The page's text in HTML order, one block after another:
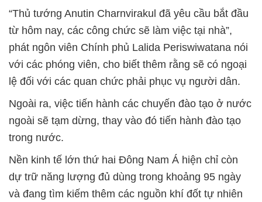
“Thủ tướng Anutin Charnvirakul đã yêu cầu bắt đầu
từ hôm nay, các công chức sẽ làm việc tại nhà”,
phát ngôn viên Chính phủ Lalida Periswiwatana nói
với các phóng viên, cho biết thêm rằng sẽ có ngoại
lệ đối với các quan chức phải phục vụ người dân.
Ngoài ra, việc tiến hành các chuyến đào tạo ở nước
ngoài sẽ tạm dừng, thay vào đó tiến hành đào tạo
trong nước.
Nền kinh tế lớn thứ hai Đông Nam Á hiện chỉ còn
dự trữ năng lượng đủ dùng trong khoảng 95 ngày
và đang tìm kiếm thêm các nguồn khí đốt tự nhiên